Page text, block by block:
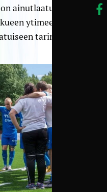
ainutlaatuinen
ytimeen ja
tarinaan.